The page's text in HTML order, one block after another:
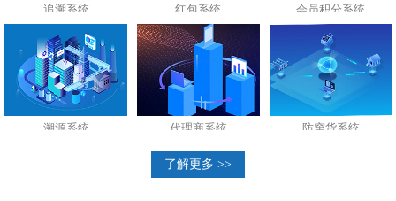
追溯系统 红包系统 会员积分系统
溯源系统 代理商系统 防窜货系统
了解更多 >>